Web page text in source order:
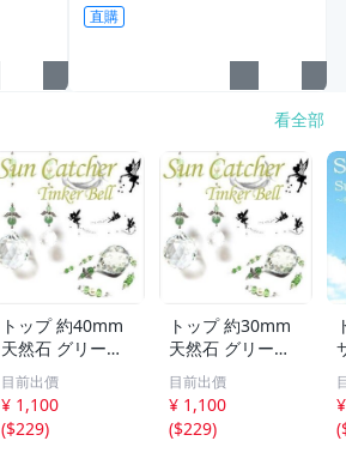
位揉捏家用按腳器腳部腿部足
底足部腳底
直購
看全部
トップ 約40mm
天然石 グリーン
アベンチュリン T
inker Bell 妖精の
サンキャッチャー
パワーストーン
目前出價
¥ 1,100
($229)
トップ 約30mm
天然石 グリーン
アベンチュリン T
inker Bell 妖精の
サンキャッチャー
パワーストーン
目前出價
¥ 1,100
($229)
(